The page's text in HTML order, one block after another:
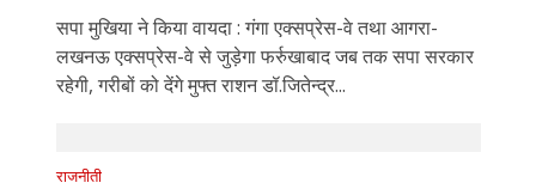
सपा मुखिया ने किया वायदा : गंगा एक्सप्रेस-वे तथा आगरा-
लखनऊ एक्सप्रेस-वे से जुड़ेगा फर्रुखाबाद जब तक सपा सरकार
रहेगी, गरीबों को देंगे मुफ्त राशन डॉ.जितेन्द्र...
राजनीती